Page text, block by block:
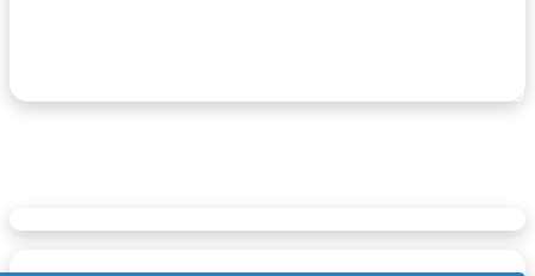
سراسر جهان است.